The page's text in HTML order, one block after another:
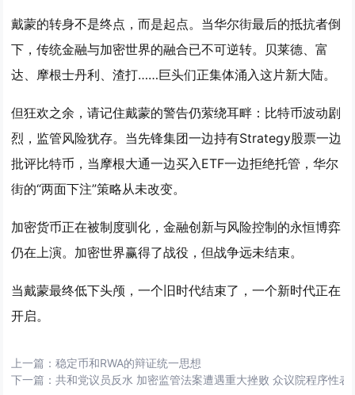
戴蒙的转身不是终点，而是起点。当华尔街最后的抵抗者倒
下，传统金融与加密世界的融合已不可逆转。贝莱德、富
达、摩根士丹利、渣打……巨头们正集体涌入这片新大陆。
但狂欢之余，请记住戴蒙的警告仍萦绕耳畔：比特币波动剧
烈，监管风险犹存。当先锋集团一边持有Strategy股票一边
批评比特币，当摩根大通一边买入ETF一边拒绝托管，华尔
街的“两面下注”策略从未改变。
加密货币正在被制度驯化，金融创新与风险控制的永恒博弈
仍在上演。加密世界赢得了战役，但战争远未结束。
当戴蒙最终低下头颅，一个旧时代结束了，一个新时代正在
开启。
上一篇：稳定币和RWA的辩证统一思想
下一篇：共和党议员反水 加密监管法案遭遇重大挫败 众议院程序性表